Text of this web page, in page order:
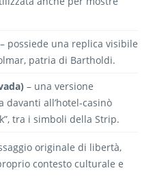
– possiede una replica visibile
patria di Bartholdi.
– una versione
davanti all’hotel-casinò
tra i simboli della Strip.
originale di libertà,
contesto culturale e